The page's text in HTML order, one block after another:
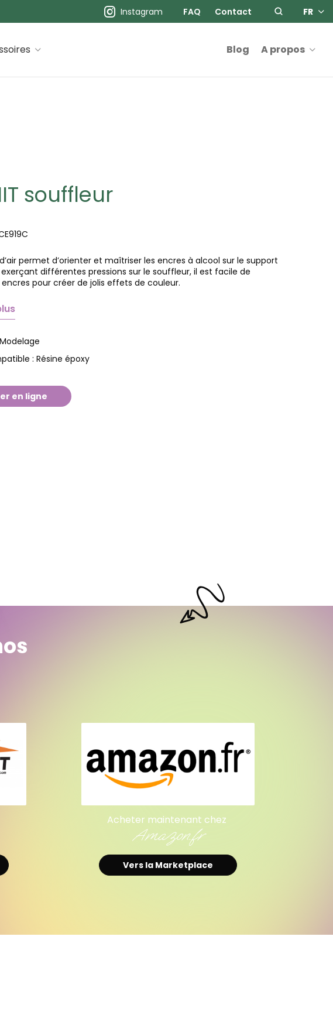
Instagram FAQ Contact FR
Blog A propos
souffleur
permet d’orienter et maîtriser les encres à alcool sur le support
exerçant différentes pressions sur le souffleur, il est facile de
encres pour créer de jolis effets de couleur.
Modelage
: Résine époxy
en ligne
Acheter maintenant chez
Amazon.fr
Vers la Marketplace